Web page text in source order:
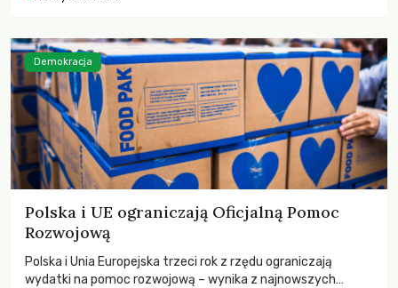
Polska i UE ograniczają Oficjalną Pomoc
Rozwojową
Polska i Unia Europejska trzeci rok z rzędu ograniczają
wydatki na pomoc rozwojową – wynika z najnowszych
Demokracja